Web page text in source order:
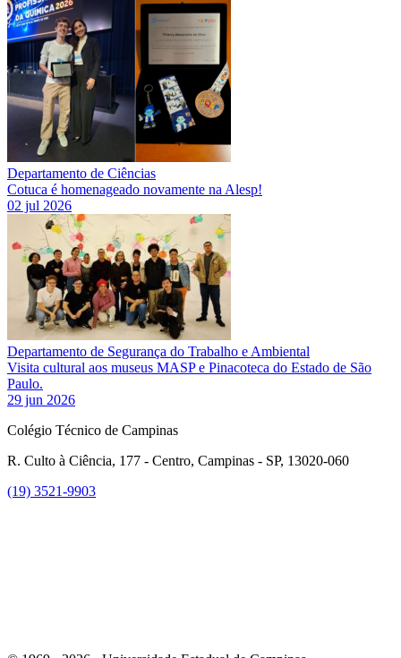
Departamento de Ciências
Cotuca é homenageado novamente na Alesp!
02 jul 2026
Departamento de Segurança do Trabalho e Ambiental
Visita cultural aos museus MASP e Pinacoteca do Estado de São
Paulo.
29 jun 2026
Colégio Técnico de Campinas
R. Culto à Ciência, 177 - Centro, Campinas - SP, 13020-060
(19) 3521-9903